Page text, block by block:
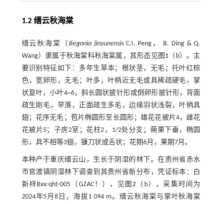
1.2 缙云秋海棠
缙云秋海棠（ Begonia jinyunensisC.I. Peng， B. Ding & Q.
Wang）隶属于秋海棠科秋海棠属，其形态见图1 （b）。主
要识别特征如下：多年生草本；根状茎，无毛；托叶红棕
色，宽卵形，无毛；叶多，叶柄近无毛或具稀疏硬毛，掌
状复叶，小叶4~6，斜长圆状披针形或倒卵形披针形，背面
疏生刚毛，早落，正面疏生多毛，边缘羽状浅裂，叶柄具
翅；花序无毛；苞片椭圆形至长圆形；雄花花被片4，雌花
花被片5；子房2室；花柱2，1/2处分支；蒴果下垂，椭圆
形，具不相等3翅，镰刀状或舌状；花期6月，果期7月。
本种产于重庆缙云山，生长于阴湿的林下。在贵州省赤水
市官渡镇阴湿林下调查到其贵州省新分布，凭证标本：白
新祥Bxx-qht-005（GZAC！），见 图2 （b），采集时间为
2024年5月8日，海拔1 094 m。缙云秋海棠与掌叶秋海棠